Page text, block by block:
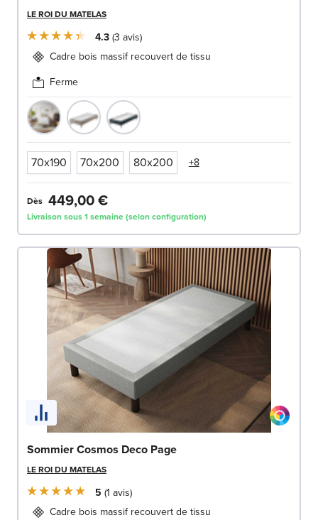
LE ROI DU MATELAS
4.3 3 avis
Cadre bois massif recouvert de tissu
Ferme
70x190 70x200 80x200 +8
Dès 449,00 €
Livraison sous 1 semaine (selon configuration)
Sommier Cosmos Deco Page
LE ROI DU MATELAS
5 1 avis
Cadre bois massif recouvert de tissu